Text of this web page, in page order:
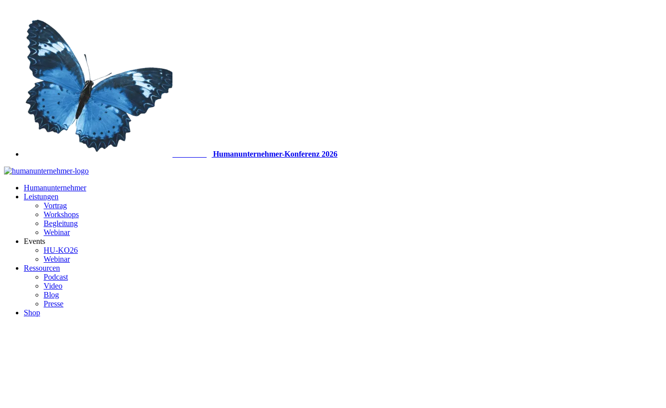
springen
Humanunternehmer-Konferenz 2026
Humanunternehmer
Leistungen
Vortrag
Workshops
Begleitung
Webinar
Events
HU-KO26
Webinar
Ressourcen
Podcast
Video
Blog
Presse
Shop